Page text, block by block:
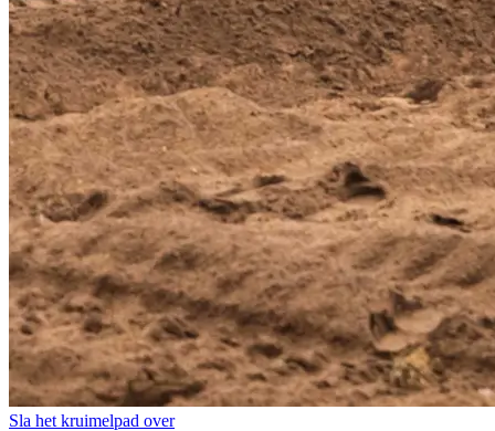
Sla het kruimelpad over